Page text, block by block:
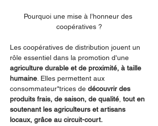
Pourquoi une mise à l’honneur des
coopératives ?
Les coopératives de distribution jouent un
rôle essentiel dans la promotion d'une
agriculture durable et de proximité, à taille
humaine . Elles permettent aux
consommateur*trices de découvrir des
produits frais, de saison, de qualité tout en
soutenant les agriculteurs et artisans
locaux, grâce au circuit-court.